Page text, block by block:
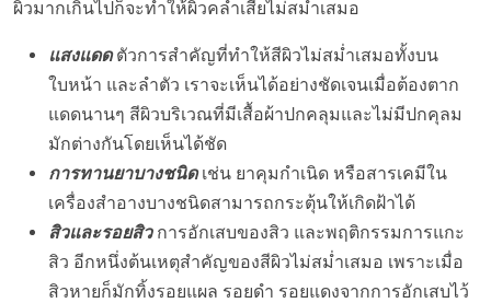
ผิวมากเกินไปก็จะทำให้ผิวคล้ำเสียไม่สม่ำเสมอ
แสงแดดตัวการสำคัญที่ทำให้สีผิวไม่สม่ำเสมอทั้งบน
ใบหน้า และลำตัว เราจะเห็นได้อย่างชัดเจนเมื่อต้องตาก
แดดนานๆ สีผิวบริเวณที่มีเสื้อผ้าปกคลุมและไม่มีปกคุลม
มักต่างกันโดยเห็นได้ชัด
การทานยาบางชนิดเช่น ยาคุมกำเนิด หรือสารเคมีใน
เครื่องสำอางบางชนิดสามารถกระตุ้นให้เกิดฝ้าได้
สิวและรอยสิวการอักเสบของสิว และพฤติกรรมการแกะ
สิว อีกหนึ่งต้นเหตุสำคัญของสีผิวไม่สม่ำเสมอ เพราะเมื่อ
สิวหายก็มักทิ้งรอยแผล รอยดำ รอยแดงจากการอักเสบไว้